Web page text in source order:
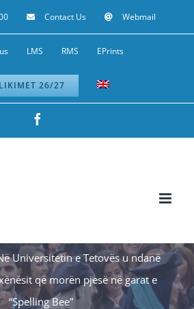
Contact Us Webmail
LMS RMS EPrints
26/27
Universitetin e Tetovës u ndanë
që morën pjesë në garat e
“Spelling Bee”